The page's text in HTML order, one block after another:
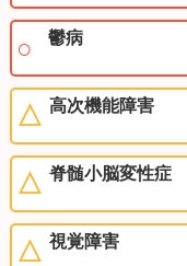
鬱病
高次機能障害
脊髄小脳変性症
視覚障害